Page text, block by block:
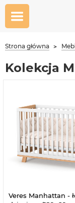
Strona główna
Kolekcja
Veres Manhattan -